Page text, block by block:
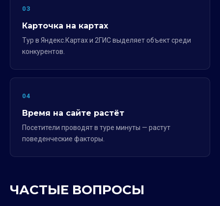
03
Карточка на картах
Тур в Яндекс.Картах и 2ГИС выделяет объект среди
конкурентов.
04
Время на сайте растёт
Посетители проводят в туре минуты — растут
поведенческие факторы.
ЧАСТЫЕ ВОПРОСЫ